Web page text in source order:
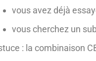
vous avez déjà
vous cherchez un
: la combinaison